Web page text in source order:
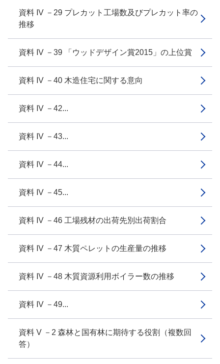
資料 IV －29 プレカット工場数及びプレカット率の
推移
資料 IV －39 「ウッドデザイン賞2015」の上位賞
資料 IV －40 木造住宅に関する意向
資料 IV －42...
資料 IV －43...
資料 IV －44...
資料 IV －45...
資料 IV －46 工場残材の出荷先別出荷割合
資料 IV －47 木質ペレットの生産量の推移
資料 IV －48 木質資源利用ボイラー数の推移
資料 IV －49...
資料 V －2 森林と国有林に期待する役割（複数回
答）